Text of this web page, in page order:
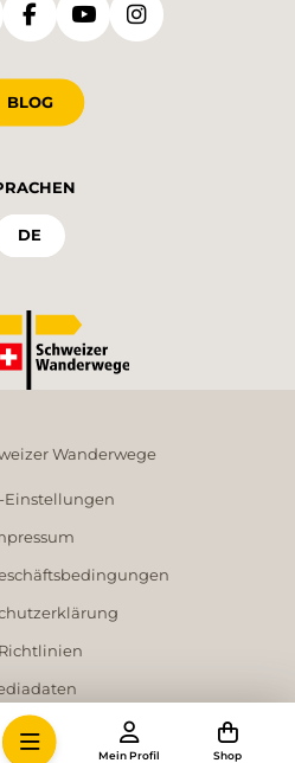
BLOG
DE
Wanderwege
Einstellungen
Mein Profil Shop